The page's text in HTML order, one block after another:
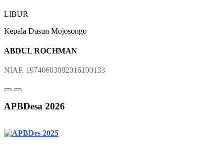
LIBUR
Kepala Dusun Mojosongo
ABDUL ROCHMAN
NIAP. 19740603082016100133
APBDesa 2026